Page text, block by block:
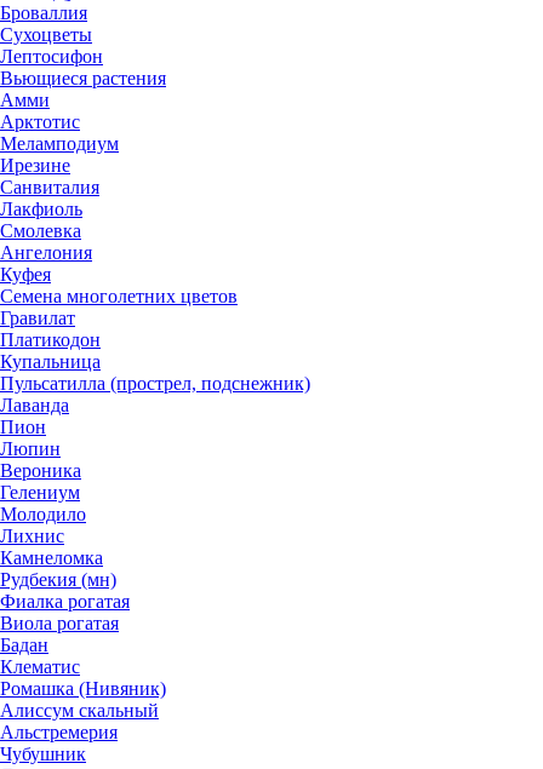
Броваллия
Сухоцветы
Лептосифон
Вьющиеся растения
Амми
Арктотис
Меламподиум
Ирезине
Санвиталия
Лакфиоль
Смолевка
Ангелония
Куфея
Семена многолетних цветов
Гравилат
Платикодон
Купальница
Пульсатилла (прострел, подснежник)
Лаванда
Пион
Люпин
Вероника
Гелениум
Молодило
Лихнис
Камнеломка
Рудбекия (мн)
Фиалка рогатая
Виола рогатая
Бадан
Клематис
Ромашка (Нивяник)
Алиссум скальный
Альстремерия
Чубушник